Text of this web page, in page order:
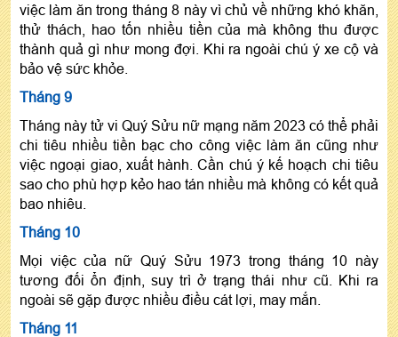
việc làm ăn trong tháng 8 này vì chủ về những khó khăn,
thử thách, hao tốn nhiều tiền của mà không thu được
thành quả gì như mong đợi. Khi ra ngoài chú ý xe cộ và
bảo vệ sức khỏe.
Tháng 9
Tháng này tử vi Quý Sửu nữ mạng năm 2023 có thể phải
chi tiêu nhiều tiền bạc cho công việc làm ăn cũng như
việc ngoại giao, xuất hành. Cần chú ý kế hoạch chi tiêu
sao cho phù hợp kẻo hao tán nhiều mà không có kết quả
bao nhiêu.
Tháng 10
Mọi việc của nữ Quý Sửu 1973 trong tháng 10 này
tương đối ổn định, suy trì ở trạng thái như cũ. Khi ra
ngoài sẽ gặp được nhiều điều cát lợi, may mắn.
Tháng 11